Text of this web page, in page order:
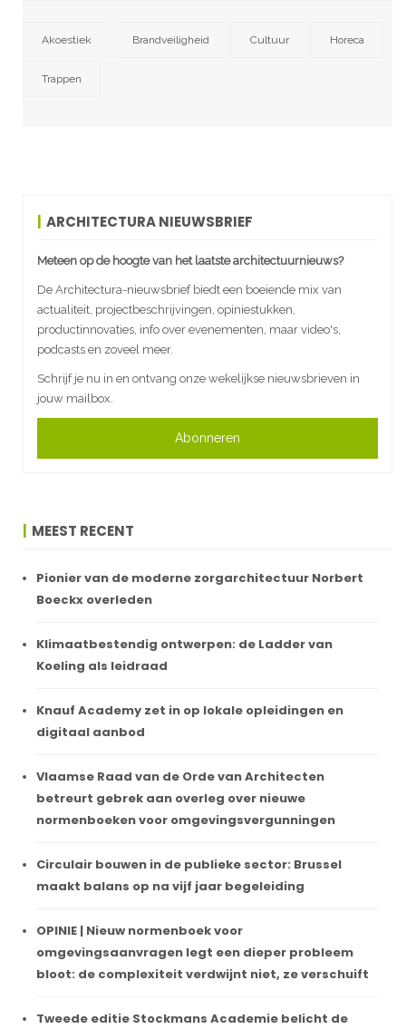
Akoestiek Brandveiligheid Cultuur Horeca
Trappen
ARCHITECTURA NIEUWSBRIEF
Meteen op de hoogte van het laatste architectuurnieuws?
De Architectura-nieuwsbrief biedt een boeiende mix van
actualiteit, projectbeschrijvingen, opiniestukken,
productinnovaties, info over evenementen, maar video's,
podcasts en zoveel meer.
Schrijf je nu in en ontvang onze wekelijkse nieuwsbrieven in
jouw mailbox.
Abonneren
MEEST RECENT
Pionier van de moderne zorgarchitectuur Norbert
Boeckx overleden
Klimaatbestendig ontwerpen: de Ladder van
Koeling als leidraad
Knauf Academy zet in op lokale opleidingen en
digitaal aanbod
Vlaamse Raad van de Orde van Architecten
betreurt gebrek aan overleg over nieuwe
normenboeken voor omgevingsvergunningen
Circulair bouwen in de publieke sector: Brussel
maakt balans op na vijf jaar begeleiding
OPINIE | Nieuw normenboek voor
omgevingsaanvragen legt een dieper probleem
bloot: de complexiteit verdwijnt niet, ze verschuift
Tweede editie Stockmans Academie belicht de